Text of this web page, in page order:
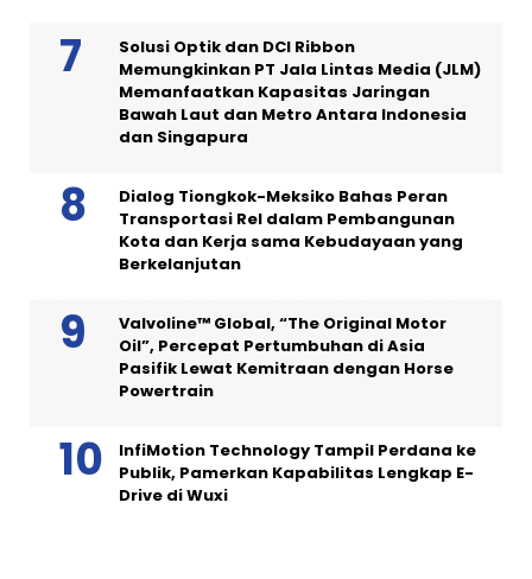
Solusi Optik dan DCI Ribbon
Memungkinkan PT Jala Lintas Media (JLM)
Memanfaatkan Kapasitas Jaringan
Bawah Laut dan Metro Antara Indonesia
dan Singapura
Dialog Tiongkok-Meksiko Bahas Peran
Transportasi Rel dalam Pembangunan
Kota dan Kerja sama Kebudayaan yang
Berkelanjutan
Valvoline™ Global, “The Original Motor
Oil”, Percepat Pertumbuhan di Asia
Pasifik Lewat Kemitraan dengan Horse
Powertrain
InfiMotion Technology Tampil Perdana ke
Publik, Pamerkan Kapabilitas Lengkap E-
Drive di Wuxi